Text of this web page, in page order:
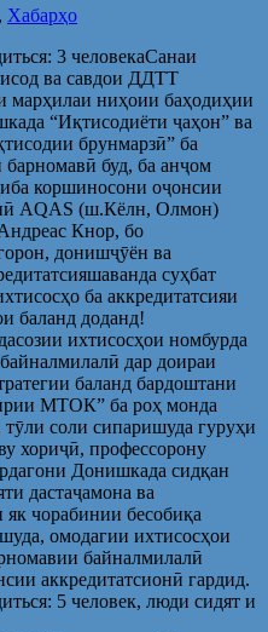
, Хабарҳо
Санаи
ва савдои ДДТТ
марҳилаи ниҳоии баҳодиҳии
“Иқтисодиёти ҷаҳон” ва
брунмарзӣ” ба
буд, ба анҷом
коршиносони оҷонсии
AQAS (ш.Кёлн, Олмон)
Кнор, бо
донишҷӯён ва
суҳбат
ба аккредитатсияи
баланд доданд!
ихтисосҳои номбурда
дар доираи
баланд бардоштани
МТОК” ба роҳ монда
соли сипаришуда гуруҳи
хориҷӣ, профессорону
Донишкада сидқан
дастаҷамона ва
чорабинии бесобиқа
омодагии ихтисосҳои
байналмилалӣ
аккредитатсионӣ гардид.